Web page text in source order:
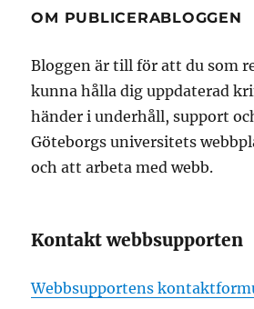
OM PUBLICERABLOGGEN
Bloggen är till för att du som
kunna hålla dig uppdaterad
händer i underhåll, support
Göteborgs universitets
och att arbeta med webb.
Kontakt webbsupporten
Webbsupportens